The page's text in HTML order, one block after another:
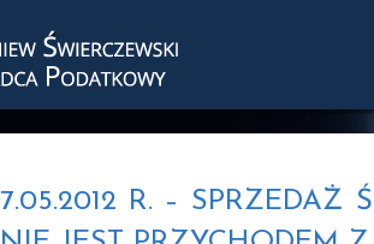
7.05.2012 R. – SPRZEDAŻ